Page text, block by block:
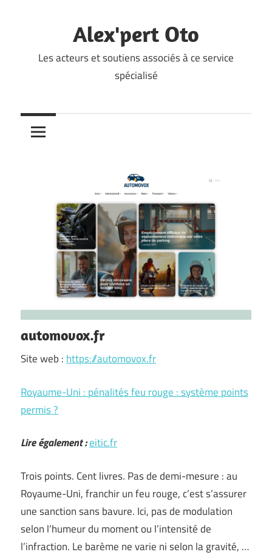
Alex'pert Oto
Les acteurs et soutiens associés à ce service
spécialisé
automovox.fr
Site web : https://automovox.fr
Royaume-Uni : pénalités feu rouge : système points
permis ?
Lire également :eitic.fr
Trois points. Cent livres. Pas de demi-mesure : au
Royaume-Uni, franchir un feu rouge, c’est s’assurer
une sanction sans bavure. Ici, pas de modulation
selon l’humeur du moment ou l’intensité de
l’infraction. Le barème ne varie ni selon la gravité, …